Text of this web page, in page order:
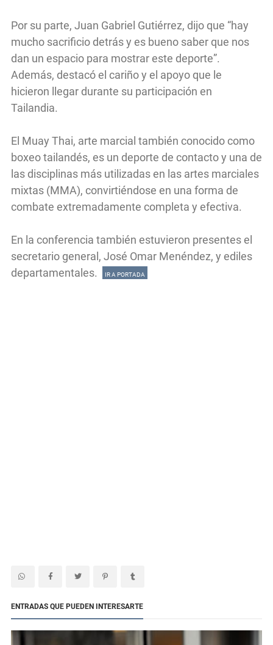
Por su parte, Juan Gabriel Gutiérrez, dijo que “hay
mucho sacrificio detrás y es bueno saber que nos
dan un espacio para mostrar este deporte”.
Además, destacó el cariño y el apoyo que le
hicieron llegar durante su participación en
Tailandia.
El Muay Thai, arte marcial también conocido como
boxeo tailandés, es un deporte de contacto y una de
las disciplinas más utilizadas en las artes marciales
mixtas (MMA), convirtiéndose en una forma de
combate extremadamente completa y efectiva.
En la conferencia también estuvieron presentes el
secretario general, José Omar Menéndez, y ediles
departamentales.
IR A PORTADA
ENTRADAS QUE PUEDEN INTERESARTE